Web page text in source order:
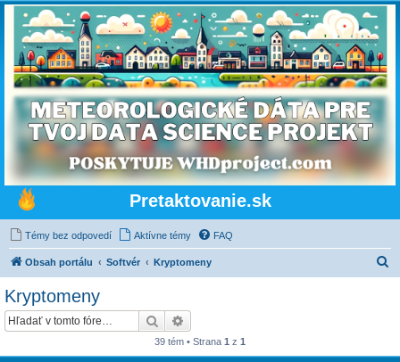
Pretaktovanie.sk
Témy bez odpovedí Aktívne témy FAQ
Obsah portálu Softvér Kryptomeny
Kryptomeny
Hľadať
39 tém • Strana 1 z 1